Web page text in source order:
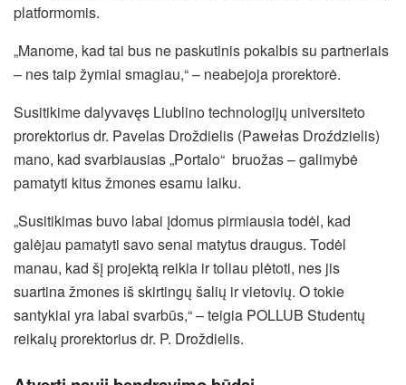
platformomis.
„Manome, kad tai bus ne paskutinis pokalbis su partneriais
– nes taip žymiai smagiau,“ ­– neabejoja prorektorė.
Susitikime dalyvavęs Liublino technologijų universiteto
prorektorius dr. Pavelas Droždielis (Pawełas Droździelis)
mano, kad svarbiausias „Portalo“ bruožas – galimybė
pamatyti kitus žmones esamu laiku.
„Susitikimas buvo labai įdomus pirmiausia todėl, kad
galėjau pamatyti savo senai matytus draugus. Todėl
manau, kad šį projektą reikia ir toliau plėtoti, nes jis
suartina žmones iš skirtingų šalių ir vietovių. O tokie
santykiai yra labai svarbūs,“ – teigia POLLUB Studentų
reikalų prorektorius dr. P. Droždielis.